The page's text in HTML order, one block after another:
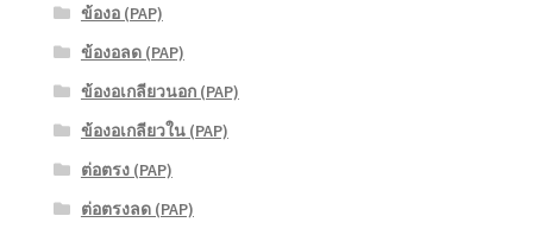
ข้องอ (PAP)
ข้องอลด (PAP)
ข้องอเกลียวนอก (PAP)
ข้องอเกลียวใน (PAP)
ต่อตรง (PAP)
ต่อตรงลด (PAP)